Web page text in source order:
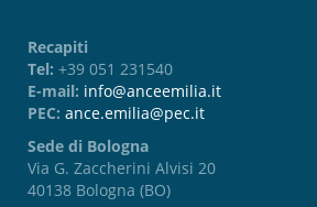
Recapiti
Tel: +39 051 231540
E-mail: info@anceemilia.it
PEC: ance.emilia@pec.it
Sede di Bologna
Via G. Zaccherini Alvisi 20
40138 Bologna (BO)